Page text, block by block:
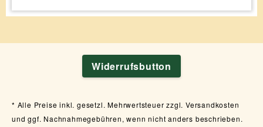
Widerrufsbutton
Alle Preise inkl. gesetzl. Mehrwertsteuer zzgl. Versandkosten
und ggf. Nachnahmegebühren, wenn nicht anders beschrieben.